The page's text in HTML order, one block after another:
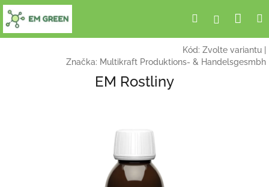
Přejít
obsah
HledatPřihlášení
Kód: Zvolte variantu
Značka: Multikraft Produktions- & Handelsgesmbh
EM Rostliny